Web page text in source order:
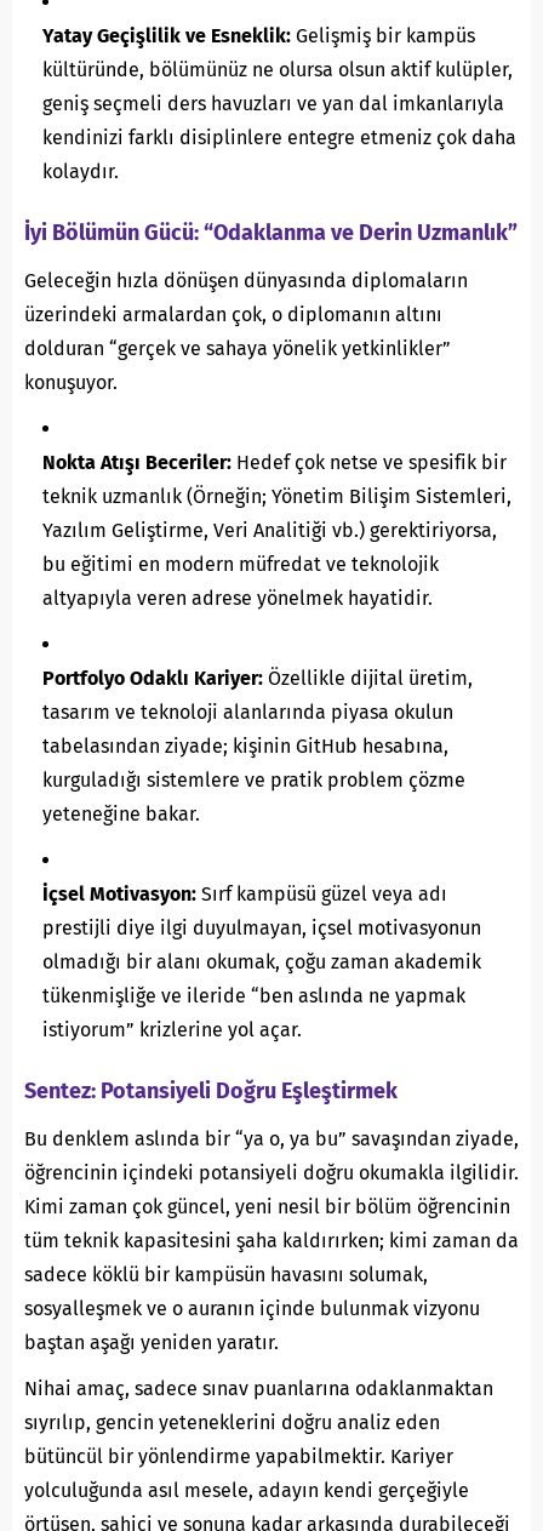
Yatay Geçişlilik ve Esneklik: Gelişmiş bir kampüs
kültüründe, bölümünüz ne olursa olsun aktif kulüpler,
geniş seçmeli ders havuzları ve yan dal imkanlarıyla
kendinizi farklı disiplinlere entegre etmeniz çok daha
kolaydır.
İyi Bölümün Gücü: “Odaklanma ve Derin Uzmanlık”
Geleceğin hızla dönüşen dünyasında diplomaların
üzerindeki armalardan çok, o diplomanın altını
dolduran “gerçek ve sahaya yönelik yetkinlikler”
konuşuyor.
Nokta Atışı Beceriler: Hedef çok netse ve spesifik bir
teknik uzmanlık (Örneğin; Yönetim Bilişim Sistemleri,
Yazılım Geliştirme, Veri Analitiği vb.) gerektiriyorsa,
bu eğitimi en modern müfredat ve teknolojik
altyapıyla veren adrese yönelmek hayatidir.
Portfolyo Odaklı Kariyer: Özellikle dijital üretim,
tasarım ve teknoloji alanlarında piyasa okulun
tabelasından ziyade; kişinin GitHub hesabına,
kurguladığı sistemlere ve pratik problem çözme
yeteneğine bakar.
İçsel Motivasyon: Sırf kampüsü güzel veya adı
prestijli diye ilgi duyulmayan, içsel motivasyonun
olmadığı bir alanı okumak, çoğu zaman akademik
tükenmişliğe ve ileride “ben aslında ne yapmak
istiyorum” krizlerine yol açar.
Sentez: Potansiyeli Doğru Eşleştirmek
Bu denklem aslında bir “ya o, ya bu” savaşından ziyade,
öğrencinin içindeki potansiyeli doğru okumakla ilgilidir.
Kimi zaman çok güncel, yeni nesil bir bölüm öğrencinin
tüm teknik kapasitesini şaha kaldırırken; kimi zaman da
sadece köklü bir kampüsün havasını solumak,
sosyalleşmek ve o auranın içinde bulunmak vizyonu
baştan aşağı yeniden yaratır.
Nihai amaç, sadece sınav puanlarına odaklanmaktan
sıyrılıp, gencin yeteneklerini doğru analiz eden
bütüncül bir yönlendirme yapabilmektir. Kariyer
yolculuğunda asıl mesele, adayın kendi gerçeğiyle
örtüşen, sahici ve sonuna kadar arkasında durabileceği